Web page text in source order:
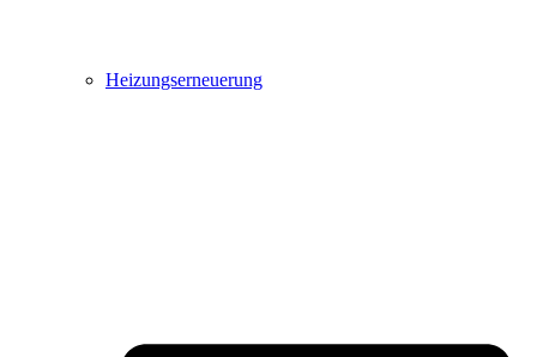
Heizungserneuerung